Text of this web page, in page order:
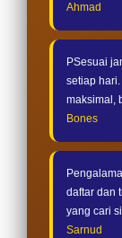
Ahmad
PSesuai
setiap
maksimal,
Bones
daftar dan
yang cari
Sarnud